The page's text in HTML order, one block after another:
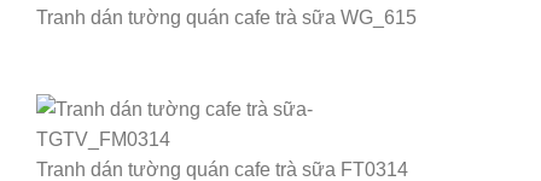
Tranh dán tường quán cafe trà sữa WG_615
Tranh dán tường quán cafe trà sữa FT0314